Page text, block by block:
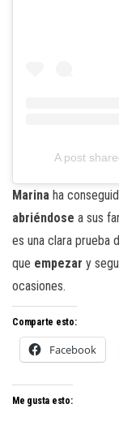
A post
Marina ha
abriéndose a sus
es una clara prueba
que empezar y
ocasiones.
Comparte esto:
Facebook
Me gusta esto: